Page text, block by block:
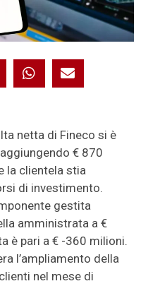
netta di Fineco si è
€ 870
la clientela stia
di investimento.
gestita
amministrata a €
è pari a € -360 milioni.
l’ampliamento della
nel mese di